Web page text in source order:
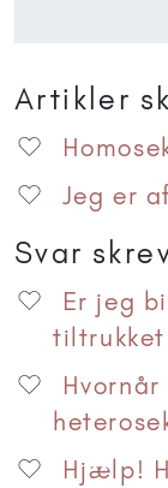
Artikler
Jeg er
Svar
Er jeg
Hjælp!